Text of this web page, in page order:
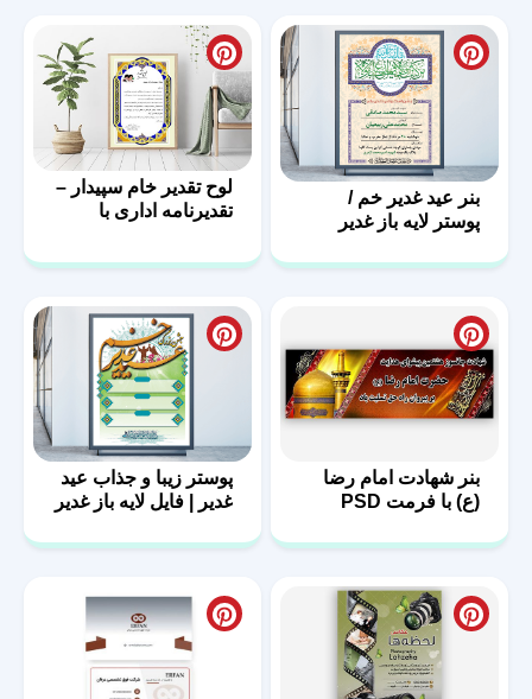
بنر عید غدیر خم /
پوستر لایه باز غدیر
لوح تقدیر خام سپیدار –
تقدیرنامه اداری با
بنر شهادت امام رضا
(ع) با فرمت PSD
پوستر زیبا و جذاب عید
غدیر | فایل لایه باز غدیر